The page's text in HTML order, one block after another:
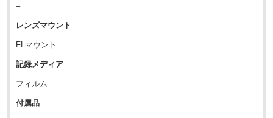
–
レンズマウント
FLマウント
記録メディア
フィルム
付属品